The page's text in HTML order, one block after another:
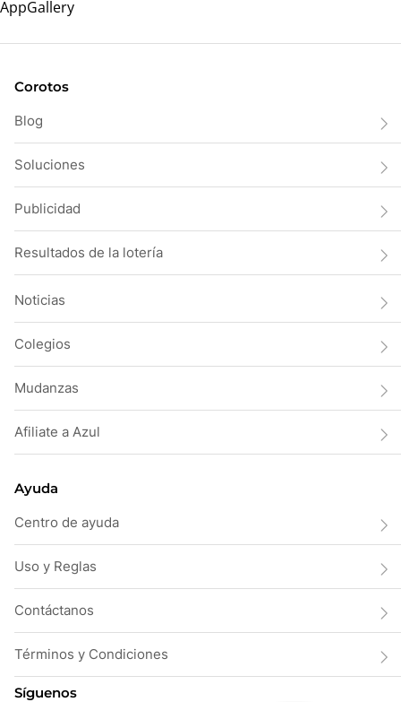
Corotos
Blog
Soluciones
Publicidad
Resultados de la lotería
Noticias
Colegios
Mudanzas
Afiliate a Azul
Ayuda
Centro de ayuda
Uso y Reglas
Contáctanos
Términos y Condiciones
Síguenos